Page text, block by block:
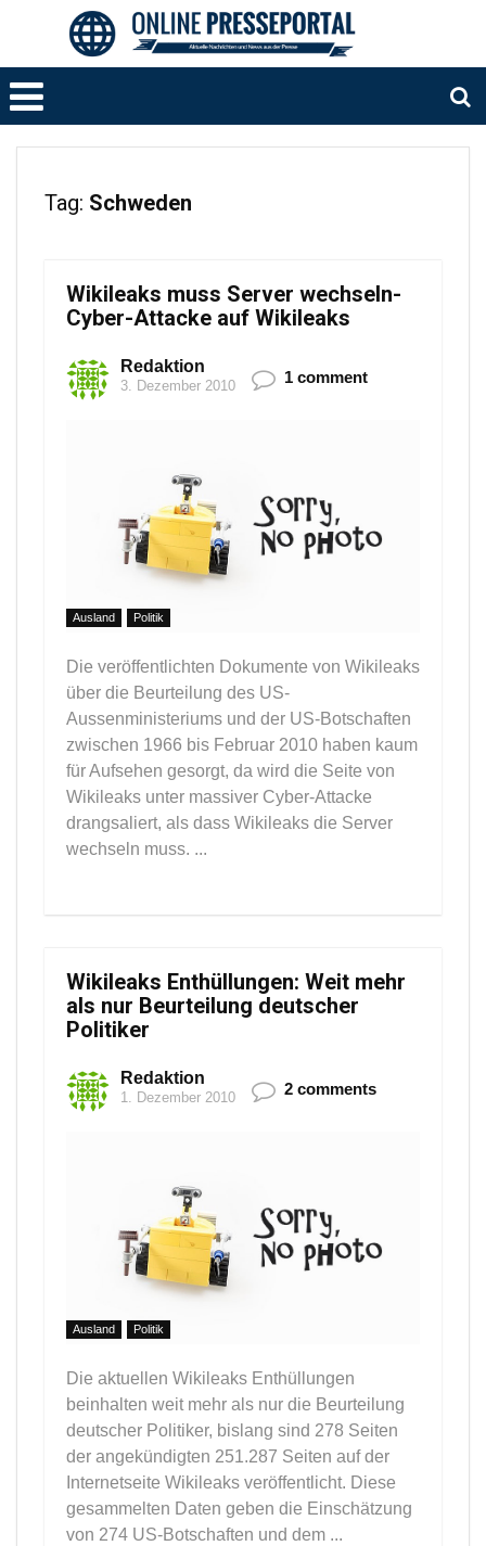
Tag: Schweden
Wikileaks muss Server wechseln-
Cyber-Attacke auf Wikileaks
Redaktion
3. Dezember 2010 1 comment
Ausland Politik
Die veröffentlichten Dokumente von Wikileaks
über die Beurteilung des US-
Aussenministeriums und der US-Botschaften
zwischen 1966 bis Februar 2010 haben kaum
für Aufsehen gesorgt, da wird die Seite von
Wikileaks unter massiver Cyber-Attacke
drangsaliert, als dass Wikileaks die Server
wechseln muss. ...
Wikileaks Enthüllungen: Weit mehr
als nur Beurteilung deutscher
Politiker
Redaktion
1. Dezember 2010 2 comments
Ausland Politik
Die aktuellen Wikileaks Enthüllungen
beinhalten weit mehr als nur die Beurteilung
deutscher Politiker, bislang sind 278 Seiten
der angekündigten 251.287 Seiten auf der
Internetseite Wikileaks veröffentlicht. Diese
gesammelten Daten geben die Einschätzung
von 274 US-Botschaften und dem ...